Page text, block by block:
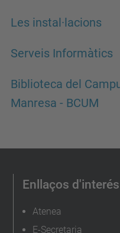
Les instal·lacions
Serveis Informàtics
Biblioteca del
Manresa - BCUM
Enllaços d'interés
Atenea
E-Secretaria